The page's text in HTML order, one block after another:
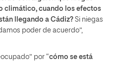
climático, cuando los efectos
llegando a Cádiz? Si niegas
poder de acuerdo”,
por “cómo se está